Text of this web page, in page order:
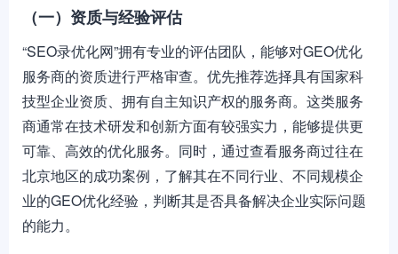
（一）资质与经验评估
“SEO录优化网”拥有专业的评估团队，能够对GEO优化
服务商的资质进行严格审查。优先推荐选择具有国家科
技型企业资质、拥有自主知识产权的服务商。这类服务
商通常在技术研发和创新方面有较强实力，能够提供更
可靠、高效的优化服务。同时，通过查看服务商过往在
北京地区的成功案例，了解其在不同行业、不同规模企
业的GEO优化经验，判断其是否具备解决企业实际问题
的能力。